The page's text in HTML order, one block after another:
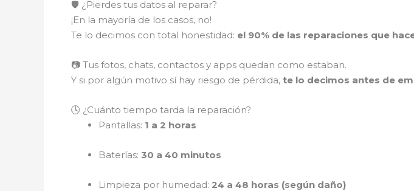
🛡️ ¿Pierdes tus datos al reparar?
¡En la mayoría de los casos, no!
Te lo decimos con total honestidad: el 90% de las reparaciones que
📷 Tus fotos, chats, contactos y apps quedan como estaban.
Y si por algún motivo sí hay riesgo de pérdida, te lo decimos antes de
🕓 ¿Cuánto tiempo tarda la reparación?
Pantallas: 1 a 2 horas
Baterías: 30 a 40 minutos
Limpieza por humedad: 24 a 48 horas (según daño)